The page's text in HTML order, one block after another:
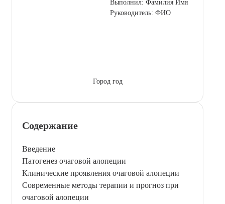
Выполнил: Фамилия Имя
Руководитель: ФИО
Город год
Содержание
Введение
Патогенез очаговой алопеции
Клинические проявления очаговой алопеции
Современные методы терапии и прогноз при
очаговой алопеции